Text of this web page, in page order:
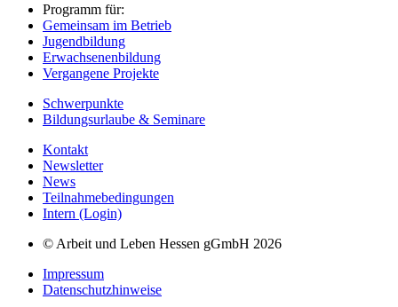
Programm für:
Gemeinsam im Betrieb
Jugendbildung
Erwachsenenbildung
Vergangene Projekte
Schwerpunkte
Bildungsurlaube & Seminare
Kontakt
Newsletter
News
Teilnahmebedingungen
Intern (Login)
© Arbeit und Leben Hessen gGmbH 2026
Impressum
Datenschutzhinweise